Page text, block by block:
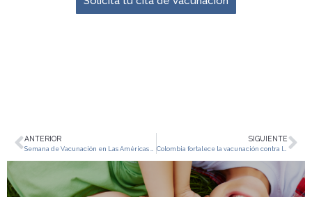
ANTERIOR SIGUIENTE